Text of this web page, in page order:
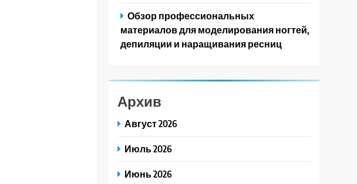
Обзор профессиональных
материалов для моделирования ногтей,
депиляции и наращивания ресниц
Архив
Август 2026
Июль 2026
Июнь 2026